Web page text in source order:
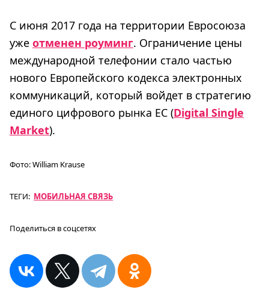
С июня 2017 года на территории Евросоюза
уже отменен роуминг. Ограничение цены
международной телефонии стало частью
нового Европейского кодекса электронных
коммуникаций, который войдет в стратегию
единого цифрового рынка ЕС (Digital Single
Market).
Фото:William Krause
ТЕГИ: МОБИЛЬНАЯ СВЯЗЬ
Поделиться в соцсетях